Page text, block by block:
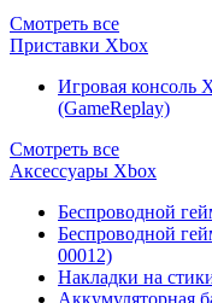
Смотреть все
Приставки Xbox
Игровая консоль
(GameReplay)
Смотреть все
Аксессуары Xbox
Беспроводной
Беспроводной
00012)
Накладки на
Аккумуляторная